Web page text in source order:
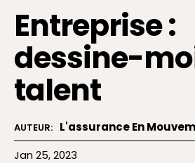
Entreprise :
dessine-
talent
AUTEUR: L'assurance En
Jan 25, 2023